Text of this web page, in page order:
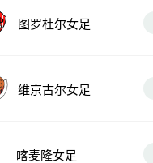
图罗杜尔女足
维京古尔女足
喀麦隆女足